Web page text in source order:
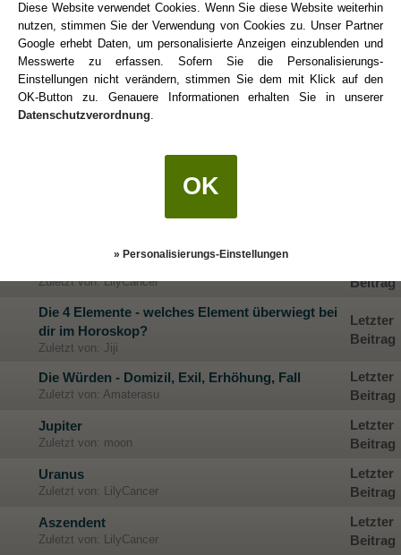
Lilith, Fische, 8. Haus?
Zuletzt von: AuroraLaetita
Letzter
Beitrag
Mars
Zuletzt von: Floris
Letzter
Das 8. Haus
Saturn - Der Lehrmeister
Die vier Elemente und ihre Persönlichkeiten
Zuletzt von: LilyCancer
Beitrag
Die 4 Elemente - welches Element überwiegt bei
dir im Horoskop?
Zuletzt von: Jiji
Letzter
Beitrag
Die Würden - Domizil, Exil, Erhöhung, Fall
Zuletzt von: Amaterasu
Letzter
Beitrag
Jupiter
Zuletzt von: moon
Letzter
Beitrag
Uranus
Zuletzt von: LilyCancer
Letzter
Beitrag
Aszendent
Zuletzt von: LilyCancer
Letzter
Beitrag
Diese Website verwendet Cookies. Wenn Sie diese Website weiterhin
nutzen, stimmen Sie der Verwendung von Cookies zu. Unser Partner
Google erhebt Daten, um personalisierte Anzeigen einzublenden und
Messwerte zu erfassen. Sofern Sie die Personalisierungs-
Einstellungen nicht verändern, stimmen Sie dem mit Klick auf den
OK-Button zu. Genauere Informationen erhalten Sie in unserer
Datenschutzverordnung.
OK
» Personalisierungs-Einstellungen